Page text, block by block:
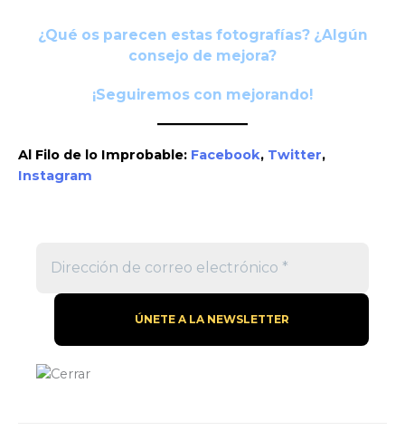
¿Qué os parecen estas fotografías? ¿Algún
consejo de mejora?
¡Seguiremos con mejorando!
Al Filo de lo Improbable: Facebook, Twitter,
Instagram